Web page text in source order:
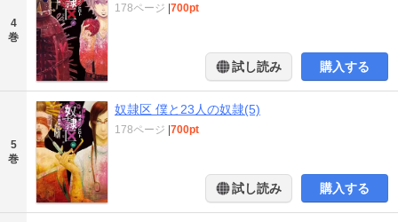
4
巻
178ページ |700pt
試し読み 購入する
5
巻
奴隷区 僕と23人の奴隷(5)
178ページ |700pt
試し読み 購入する